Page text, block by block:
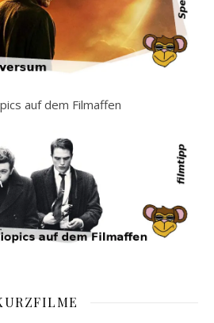
auf dem Filmaffen